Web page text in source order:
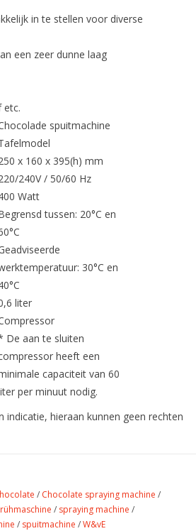
in te stellen voor diverse
een zeer dunne laag
etc.
spuitmachine
x 160 x 395(h) mm
240V / 50/60 Hz
Watt
tussen: 20°C en
30°C en
liter
De aan te sluiten
heeft een
capaciteit van 60
per minuut nodig.
hieraan kunnen geen rechten
/ Chocolate spraying machine /
/ spraying machine /
/ spuitmachine /W&vE